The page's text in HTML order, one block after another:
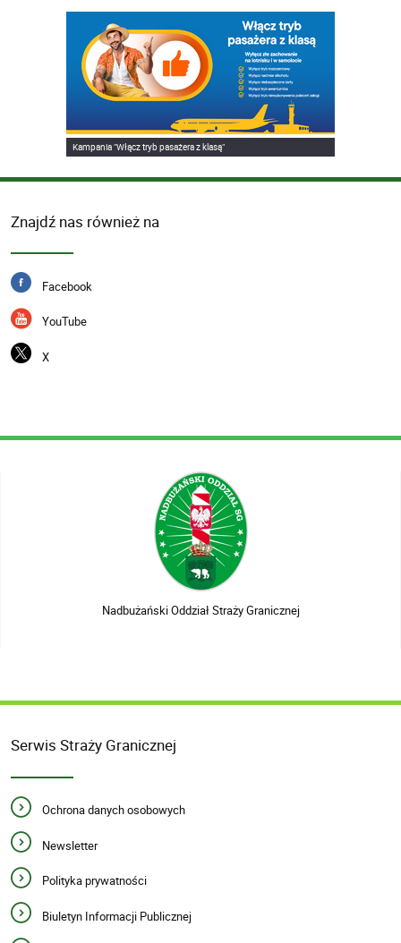
Kampania "Włącz tryb pasażera z klasą"
Znajdź nas również na
Facebook
YouTube
X
Nadbużański Oddział Straży Granicznej
Serwis Straży Granicznej
Ochrona danych osobowych
Newsletter
Polityka prywatności
Biuletyn Informacji Publicznej